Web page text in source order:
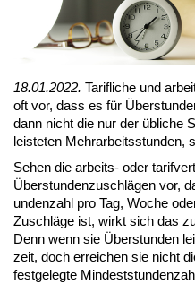
18.01.2022. Ta­rif­li­che und
oft vor, dass es für
dann nicht die nur der üb­li­che
leis­te­ten Mehr­ar­beits­stun­den,
Se­hen die ar­beits- oder
Über­stun­den­zu­schlä­gen vor,
un­den­zahl pro Tag, Wo­che
Zu­schlä­ge ist, wirkt sich das
Denn wenn sie Über­stun­den
zeit, doch er­rei­chen sie nicht
fest­ge­leg­te